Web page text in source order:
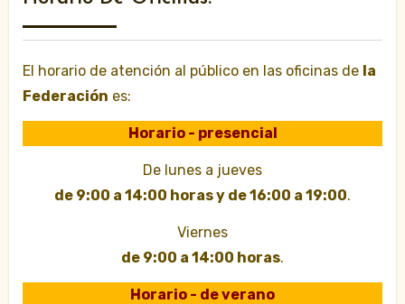
El horario de atención al público en las oficinas de la
Federación es:
Horario - presencial
De lunes a jueves
de 9:00 a 14:00 horas y de 16:00 a 19:00.
Viernes
de 9:00 a 14:00 horas.
Horario - de verano